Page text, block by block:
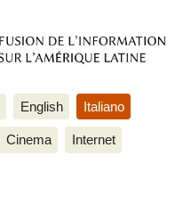
English Italiano
Cinema Internet